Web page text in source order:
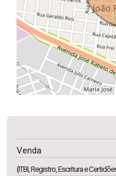
Venda
(ITBI, Registro, Escritura e